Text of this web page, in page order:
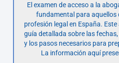
El examen de acceso a la
fundamental para aquellos
profesión legal en España.
guía detallada sobre las
y los pasos necesarios para
La información aquí